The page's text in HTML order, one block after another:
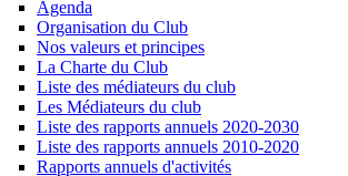
Agenda
Organisation du Club
Nos valeurs et principes
La Charte du Club
Liste des médiateurs du club
Les Médiateurs du club
Liste des rapports annuels 2020-2030
Liste des rapports annuels 2010-2020
Rapports annuels d'activités